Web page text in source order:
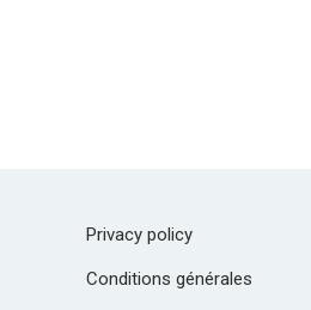
Privacy policy
Conditions générales